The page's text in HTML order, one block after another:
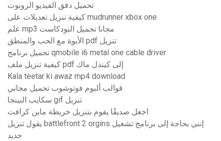
تحميل دفق الفيديو الروبوت
كيفية تنزيل تعديلات على mudrunner xbox one
علم mp3 مجانا تحميل البودكاست
الأبوة مع الحب والمنطق pdf تنزيل
تحميل برنامج qmobile i6 metal one cable driver
كيفية تنزيل ملف pdf إلى كيندل ماك
Kala teetar ki awaz mp4 download
قوالب ألبوم فوتوشوب تحميل مجاني
سكايب النينجا gif تنزيل
اجعل صديقًا يقوم بتنزيل خريطة ماين كرافت
يقول تنزيل battlefront 2 orgins إنني بحاجة إلى برنامج تشغيل
جديد